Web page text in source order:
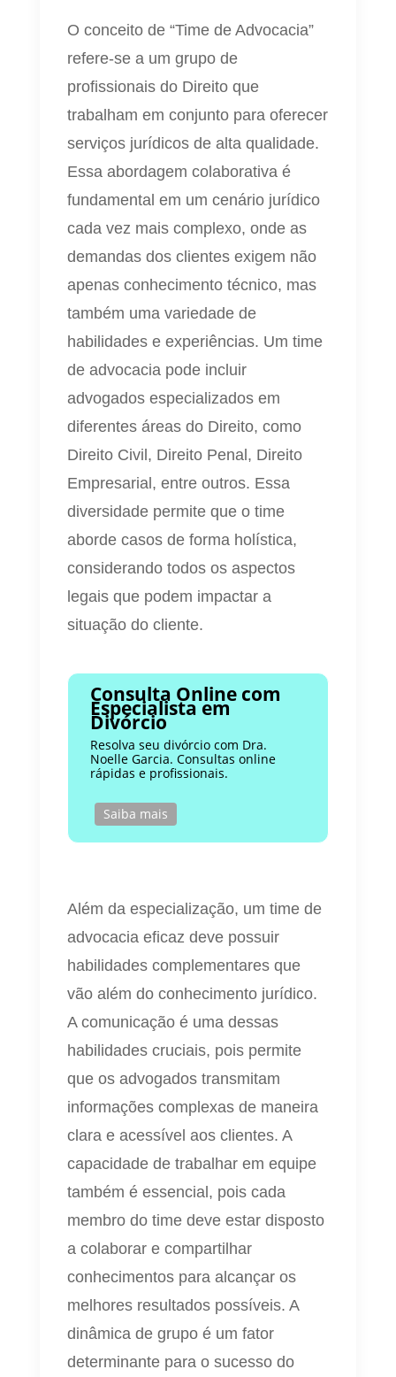
O conceito de “Time de Advocacia”
refere-se a um grupo de
profissionais do Direito que
trabalham em conjunto para oferecer
serviços jurídicos de alta qualidade.
Essa abordagem colaborativa é
fundamental em um cenário jurídico
cada vez mais complexo, onde as
demandas dos clientes exigem não
apenas conhecimento técnico, mas
também uma variedade de
habilidades e experiências. Um time
de advocacia pode incluir
advogados especializados em
diferentes áreas do Direito, como
Direito Civil, Direito Penal, Direito
Empresarial, entre outros. Essa
diversidade permite que o time
aborde casos de forma holística,
considerando todos os aspectos
legais que podem impactar a
situação do cliente.
Consulta Online com
Especialista em
Divórcio
Resolva seu divórcio com Dra.
Noelle Garcia. Consultas online
rápidas e profissionais.
Saiba mais
Além da especialização, um time de
advocacia eficaz deve possuir
habilidades complementares que
vão além do conhecimento jurídico.
A comunicação é uma dessas
habilidades cruciais, pois permite
que os advogados transmitam
informações complexas de maneira
clara e acessível aos clientes. A
capacidade de trabalhar em equipe
também é essencial, pois cada
membro do time deve estar disposto
a colaborar e compartilhar
conhecimentos para alcançar os
melhores resultados possíveis. A
dinâmica de grupo é um fator
determinante para o sucesso do